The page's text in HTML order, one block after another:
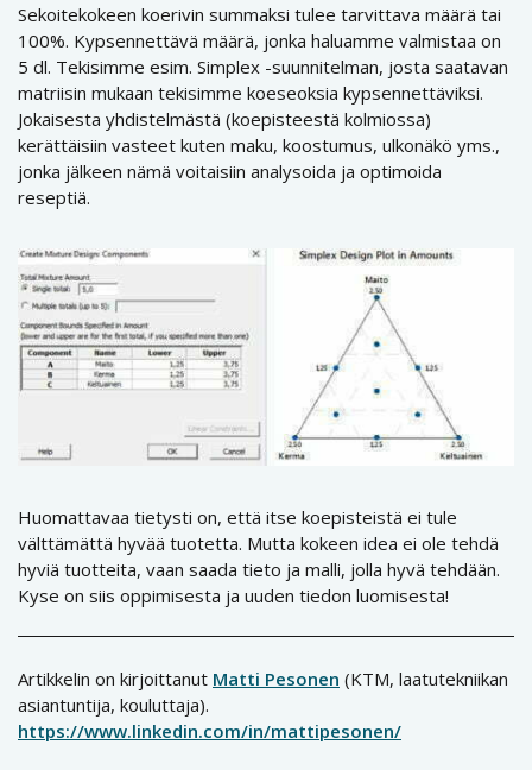
Sekoitekokeen koerivin summaksi tulee tarvittava määrä tai
100%. Kypsennettävä määrä, jonka haluamme valmistaa on
5 dl. Tekisimme esim. Simplex -suunnitelman, josta saatavan
matriisin mukaan tekisimme koeseoksia kypsennettäviksi.
Jokaisesta yhdistelmästä (koepisteestä kolmiossa)
kerättäisiin vasteet kuten maku, koostumus, ulkonäkö yms.,
jonka jälkeen nämä voitaisiin analysoida ja optimoida
reseptiä.
Huomattavaa tietysti on, että itse koepisteistä ei tule
välttämättä hyvää tuotetta. Mutta kokeen idea ei ole tehdä
hyviä tuotteita, vaan saada tieto ja malli, jolla hyvä tehdään.
Kyse on siis oppimisesta ja uuden tiedon luomisesta!
Artikkelin on kirjoittanut Matti Pesonen (KTM, laatutekniikan
asiantuntija, kouluttaja).
https://www.linkedin.com/in/mattipesonen/